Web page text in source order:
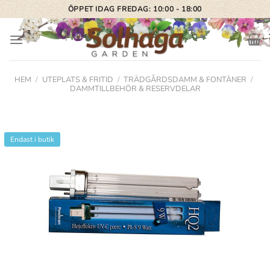
Skip
to
content
ÖPPET IDAG FREDAG: 10:00 - 18:00
HEM / UTEPLATS & FRITID / TRÄDGÅRDSDAMM & FONTÄNER /
DAMMTILLBEHÖR & RESERVDELAR
Endast i butik